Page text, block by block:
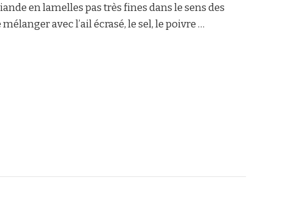
en lamelles pas très fines dans le sens des
avec l’ail écrasé, le sel, le poivre …